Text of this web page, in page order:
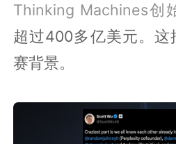
Thinking Machines创
超过400多亿美元。这
赛背景。